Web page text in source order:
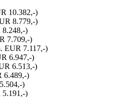
10.382,-)
8.779,-)
8.248,-)
7.709,-)
EUR 7.117,-)
6.947,-)
6.513,-)
6.489,-)
)
5.191,-)